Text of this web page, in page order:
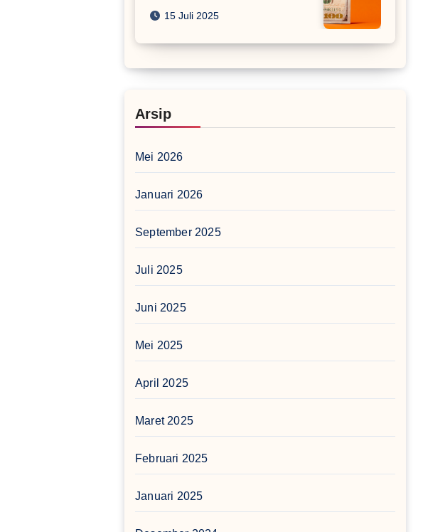
15 Juli 2025
Arsip
Mei 2026
Januari 2026
September 2025
Juli 2025
Juni 2025
Mei 2025
April 2025
Maret 2025
Februari 2025
Januari 2025